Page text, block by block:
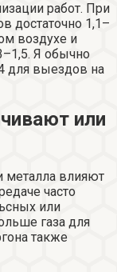
работ. При
достаточно 1,1–
воздухе и
Я обычно
для выездов на
или
металла влияют
часто
или
газа для
также